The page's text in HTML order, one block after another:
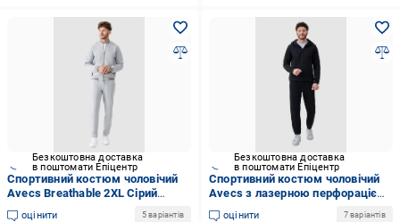
Безкоштовна доставка
в поштомати Епіцентр
Спортивний костюм чоловічий
Avecs Breathable 2XL Сірий
(50563/13-2XL)
оцінити 5 варіантів
Безкоштовна доставка
в поштомати Епіцентр
Спортивний костюм чоловічий
Avecs з лазерною перфорацією
5XL Чорний (50596/1-5XL)
оцінити 7 варіантів